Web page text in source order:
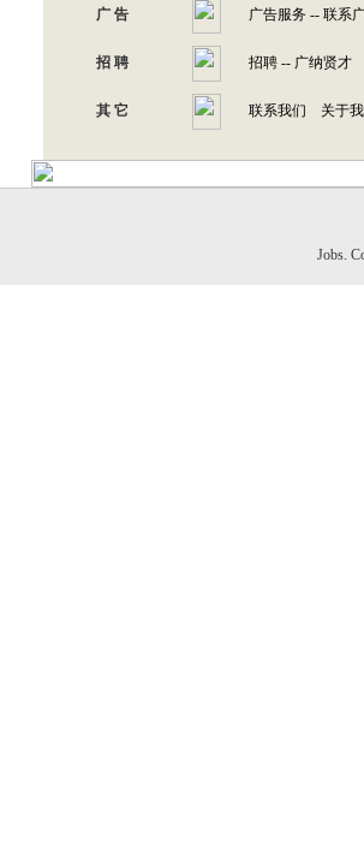
广 告 广告服务 -- 联系
招 聘 招聘 -- 广纳贤才
其 它 联系我们 关于
Jobs.